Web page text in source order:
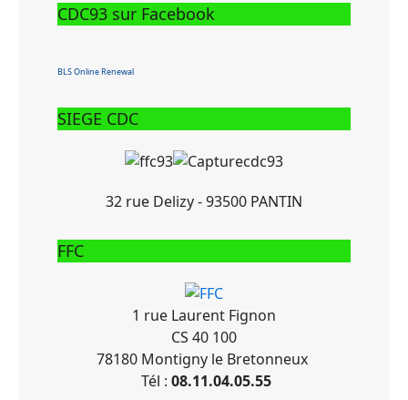
CDC93 sur Facebook
BLS Online Renewal
SIEGE CDC
32 rue Delizy - 93500 PANTIN
FFC
1 rue Laurent Fignon
CS 40 100
78180 Montigny le Bretonneux
Tél : 08.11.04.05.55